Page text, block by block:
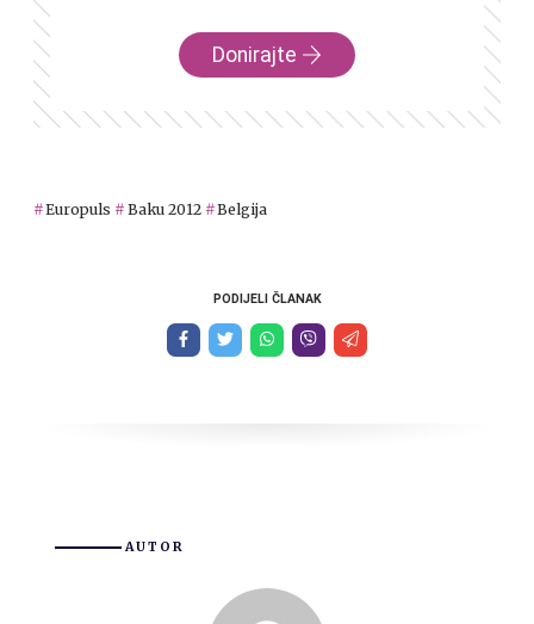
Donirajte
Europuls Baku 2012 Belgija
PODIJELI ČLANAK
AUTOR